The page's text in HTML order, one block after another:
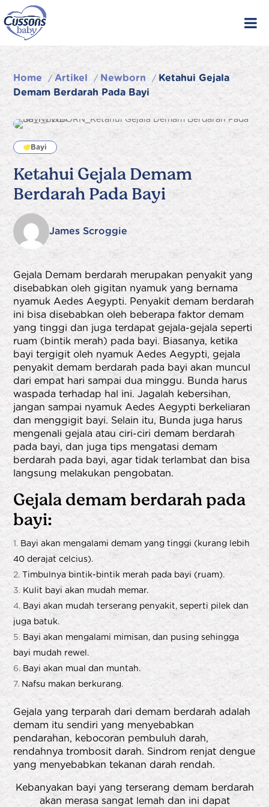
to
content
Home /Artikel / Newborn / Ketahui Gejala
Demam Berdarah Pada Bayi
Bayi
Ketahui Gejala Demam
Berdarah Pada Bayi
James Scroggie
Gejala Demam berdarah merupakan penyakit yang
disebabkan oleh gigitan nyamuk yang bernama
nyamuk Aedes Aegypti. Penyakit demam berdarah
ini bisa disebabkan oleh beberapa faktor demam
yang tinggi dan juga terdapat gejala-gejala seperti
ruam (bintik merah) pada bayi. Biasanya, ketika
bayi tergigit oleh nyamuk Aedes Aegypti, gejala
penyakit demam berdarah pada bayi akan muncul
dari empat hari sampai dua minggu. Bunda harus
waspada terhadap hal ini. Jagalah kebersihan,
jangan sampai nyamuk Aedes Aegypti berkeliaran
dan menggigit bayi. Selain itu, Bunda juga harus
mengenali gejala atau ciri-ciri demam berdarah
pada bayi, dan juga tips mengatasi demam
berdarah pada bayi, agar tidak terlambat dan bisa
langsung melakukan pengobatan.
Gejala demam berdarah pada
bayi:
Bayi akan mengalami demam yang tinggi (kurang lebih
40 derajat celcius).
Timbulnya bintik-bintik merah pada bayi (ruam).
Kulit bayi akan mudah memar.
Bayi akan mudah terserang penyakit, seperti pilek dan
juga batuk.
Bayi akan mengalami mimisan, dan pusing sehingga
bayi mudah rewel.
Bayi akan mual dan muntah.
Nafsu makan berkurang.
Gejala yang terparah dari demam berdarah adalah
demam itu sendiri yang menyebabkan
pendarahan, kebocoran pembuluh darah,
rendahnya trombosit darah. Sindrom renjat dengue
yang menyebabkan tekanan darah rendah.
Kebanyakan bayi yang terserang demam berdarah
akan merasa sangat lemah dan ini dapat